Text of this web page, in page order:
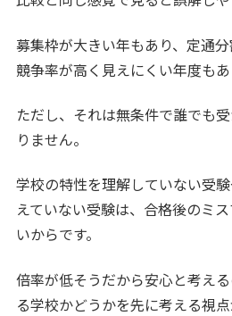
募集枠が大きい年もあり、定通
競争率が高く見えにくい年度もあ
ただし、それは無条件で誰でも
りません。
学校の特性を理解していない受
えていない受験は、合格後のミ
いからです。
倍率が低そうだから安心と考え
る学校かどうかを先に考える視点